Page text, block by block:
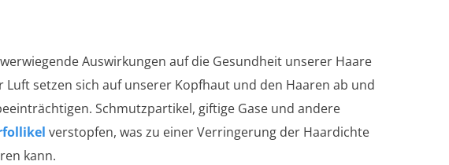
Auswirkungen auf die Gesundheit unserer Haare
Luft setzen sich auf unserer Kopfhaut und den Haaren ab und
Schmutzpartikel, giftige Gase und andere
verstopfen, was zu einer Verringerung der Haardichte
kann.